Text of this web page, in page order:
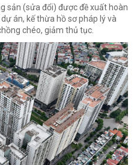
sản (sửa đổi) được đề xuất hoàn
án, kế thừa hồ sơ pháp lý và
chéo, giảm thủ tục.